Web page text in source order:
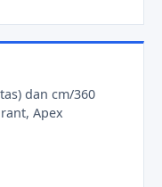
dan cm/360
Apex